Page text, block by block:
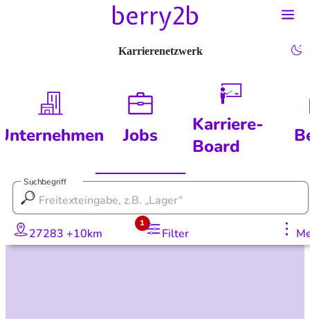
Karrierenetzwerk
Jobs
Karriere-
Board
Suchbegriff
27283 +10km Filter
1